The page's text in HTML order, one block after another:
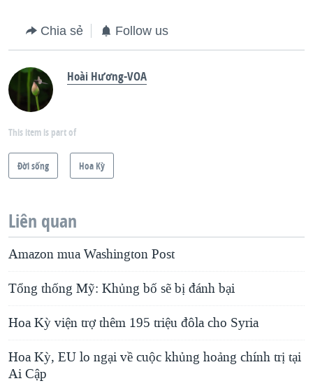
Chia sẻ Follow us
Hoài Hương-VOA
This item is part of
Ðời sống Hoa Kỳ
Liên quan
Amazon mua Washington Post
Tổng thống Mỹ: Khủng bố sẽ bị đánh bại
Hoa Kỳ viện trợ thêm 195 triệu đôla cho Syria
Hoa Kỳ, EU lo ngại về cuộc khủng hoảng chính trị tại
Ai Cập